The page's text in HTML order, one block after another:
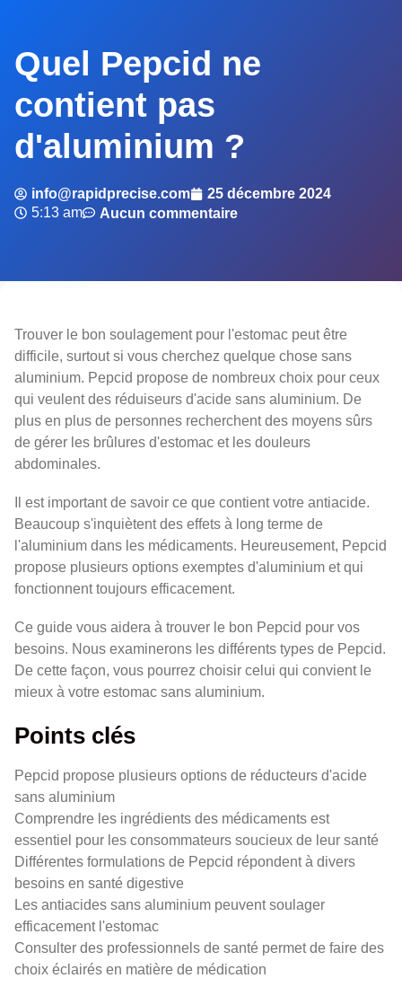
Quel Pepcid ne
contient pas
d'aluminium ?
info@rapidprecise.com
25 décembre 2024
5:13 am
Aucun commentaire
Trouver le bon soulagement pour l'estomac peut être
difficile, surtout si vous cherchez quelque chose sans
aluminium. Pepcid propose de nombreux choix pour ceux
qui veulent des réduiseurs d'acide sans aluminium. De
plus en plus de personnes recherchent des moyens sûrs
de gérer les brûlures d'estomac et les douleurs
abdominales.
Il est important de savoir ce que contient votre antiacide.
Beaucoup s'inquiètent des effets à long terme de
l'aluminium dans les médicaments. Heureusement, Pepcid
propose plusieurs options exemptes d'aluminium et qui
fonctionnent toujours efficacement.
Ce guide vous aidera à trouver le bon Pepcid pour vos
besoins. Nous examinerons les différents types de Pepcid.
De cette façon, vous pourrez choisir celui qui convient le
mieux à votre estomac sans aluminium.
Points clés
Pepcid propose plusieurs options de réducteurs d'acide
sans aluminium
Comprendre les ingrédients des médicaments est
essentiel pour les consommateurs soucieux de leur santé
Différentes formulations de Pepcid répondent à divers
besoins en santé digestive
Les antiacides sans aluminium peuvent soulager
efficacement l'estomac
Consulter des professionnels de santé permet de faire des
choix éclairés en matière de médication